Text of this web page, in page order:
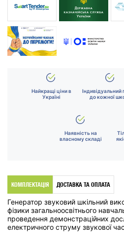
Найкращі ціни в
Україні
Індивідуальний
до кожної
Наявність на
власному складі
КОМПЛЕКТАЦІЯ ДОСТАВКА ТА ОПЛАТА
Генератор звуковий шкільний
фізики загальноосвітнього
проведення демонстраційних
електричного струму звукової